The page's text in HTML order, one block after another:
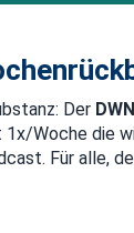
Magazin
Der
1x/Woche die
Für alle,